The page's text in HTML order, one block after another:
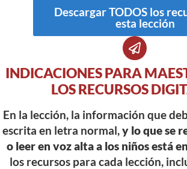
Descargar TODOS los
esta lección
INDICACIONES PARA
LOS RECURSOS
En la lección, la información que
escrita en letra normal,y lo que se
o leer en voz alta a los niños está
los recursos para cada lección,